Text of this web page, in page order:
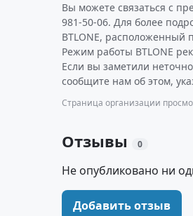
Вы можете связаться с
981-50-06. Для более
BTLONE, расположенный
Режим работы BTLONE
Если вы заметили
сообщите нам об этом,
Страница организации
Отзывы 0
Не опубликовано ни
Добавить отзыв